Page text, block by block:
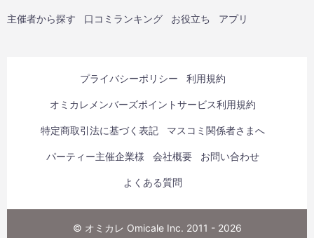
主催者から探す 口コミランキング お役立ち アプリ
プライバシーポリシー 利用規約
オミカレメンバーズポイントサービス利用規約
特定商取引法に基づく表記 マスコミ関係者さまへ
パーティー主催企業様 会社概要 お問い合わせ
よくある質問
© オミカレ Omicale Inc. 2011 - 2026